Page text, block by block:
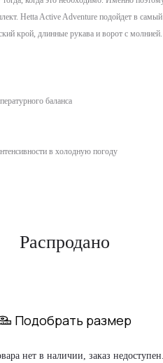
Hetta Active Adventure подойдет в самый
крой, длинные рукава и ворот с
баланса
в холодную погоду
Распродано
Подобрать размер
нет в наличии, заказ недоступен.